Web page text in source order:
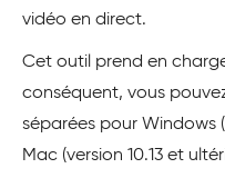
vidéo en direct.
Cet outil prend en
conséquent, vous
séparées pour Windows
Mac (version 10.13 et